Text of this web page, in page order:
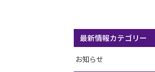
最新情報カテゴリー
お知らせ